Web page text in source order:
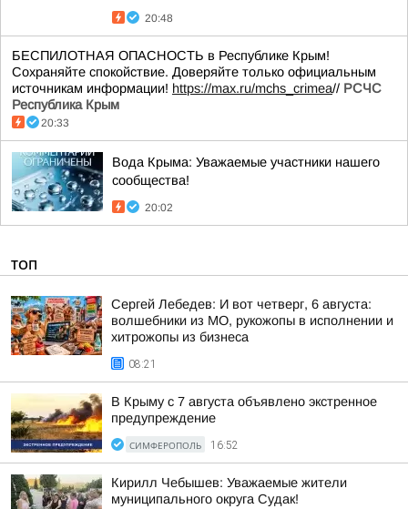
20:48
БЕСПИЛОТНАЯ ОПАСНОСТЬ в Республике Крым!
Сохраняйте спокойствие. Доверяйте только официальным
источникам информации! https://max.ru/mchs_crimea// РСЧС
Республика Крым
20:33
Вода Крыма: Уважаемые участники нашего
сообщества!
20:02
ТОП
Сергей Лебедев: И вот четверг, 6 августа:
волшебники из МО, рукожопы в исполнении и
хитрожопы из бизнеса
08:21
В Крыму с 7 августа объявлено экстренное
предупреждение
СИМФЕРОПОЛЬ 16:52
Кирилл Чебышев: Уважаемые жители
муниципального округа Судак!